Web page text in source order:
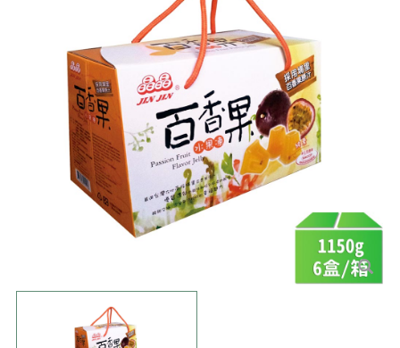
飲料 / 沖泡
點心 / 食材
生鮮 / 蔬果
團購★量販